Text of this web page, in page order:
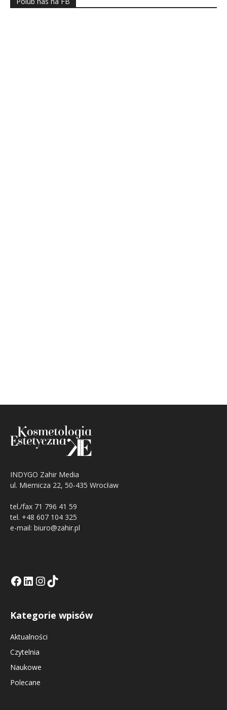
INDYGO Zahir Media
ul. Miernicza 22, 50-435 Wrocław
tel./fax 71 796 41 59
tel. +48 607 104 325
e-mail: biuro@zahir.pl
Facebook
LinkedIn
Tik Tok KEInstagramm KE
Kategorie wpisów
Aktualności
Czytelnia
Naukowe
Polecane